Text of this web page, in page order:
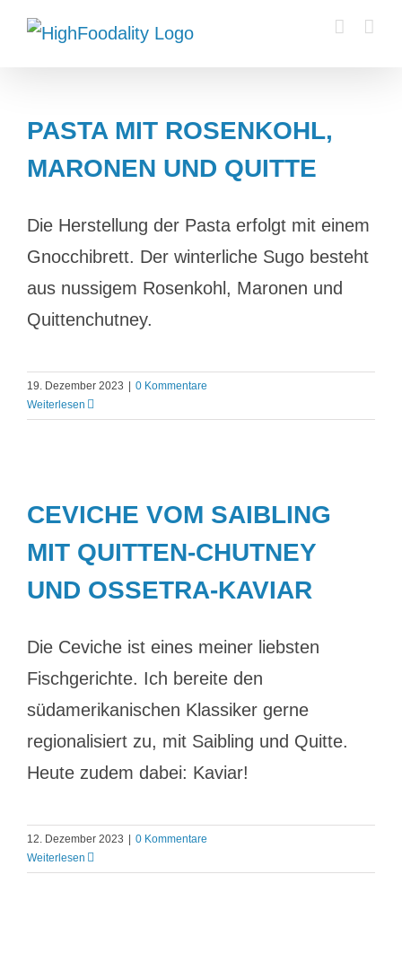
Zum
Inhalt
PASTA MIT ROSENKOHL,
MARONEN UND QUITTE
Die Herstellung der Pasta erfolgt mit einem
Gnocchibrett. Der winterliche Sugo besteht
aus nussigem Rosenkohl, Maronen und
Quittenchutney.
19. Dezember 2023
0 Kommentare
Weiterlesen
CEVICHE VOM SAIBLING
MIT QUITTEN-CHUTNEY
UND OSSETRA-KAVIAR
Die Ceviche ist eines meiner liebsten
Fischgerichte. Ich bereite den
südamerikanischen Klassiker gerne
regionalisiert zu, mit Saibling und Quitte.
Heute zudem dabei: Kaviar!
12. Dezember 2023
0 Kommentare
Weiterlesen